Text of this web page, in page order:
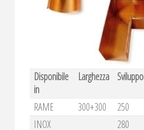
Disponibile
in
Larghezza Sviluppo
RAME
300+300 250
INOX
280